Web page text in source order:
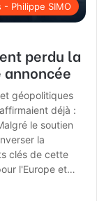
- Philippe SIMO
perdu la
annoncée
géopolitiques
déjà :
le soutien
la
clés de cette
l'Europe et…